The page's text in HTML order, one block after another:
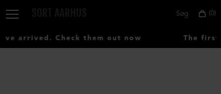
0
Søg
arrived. Check them out now The first